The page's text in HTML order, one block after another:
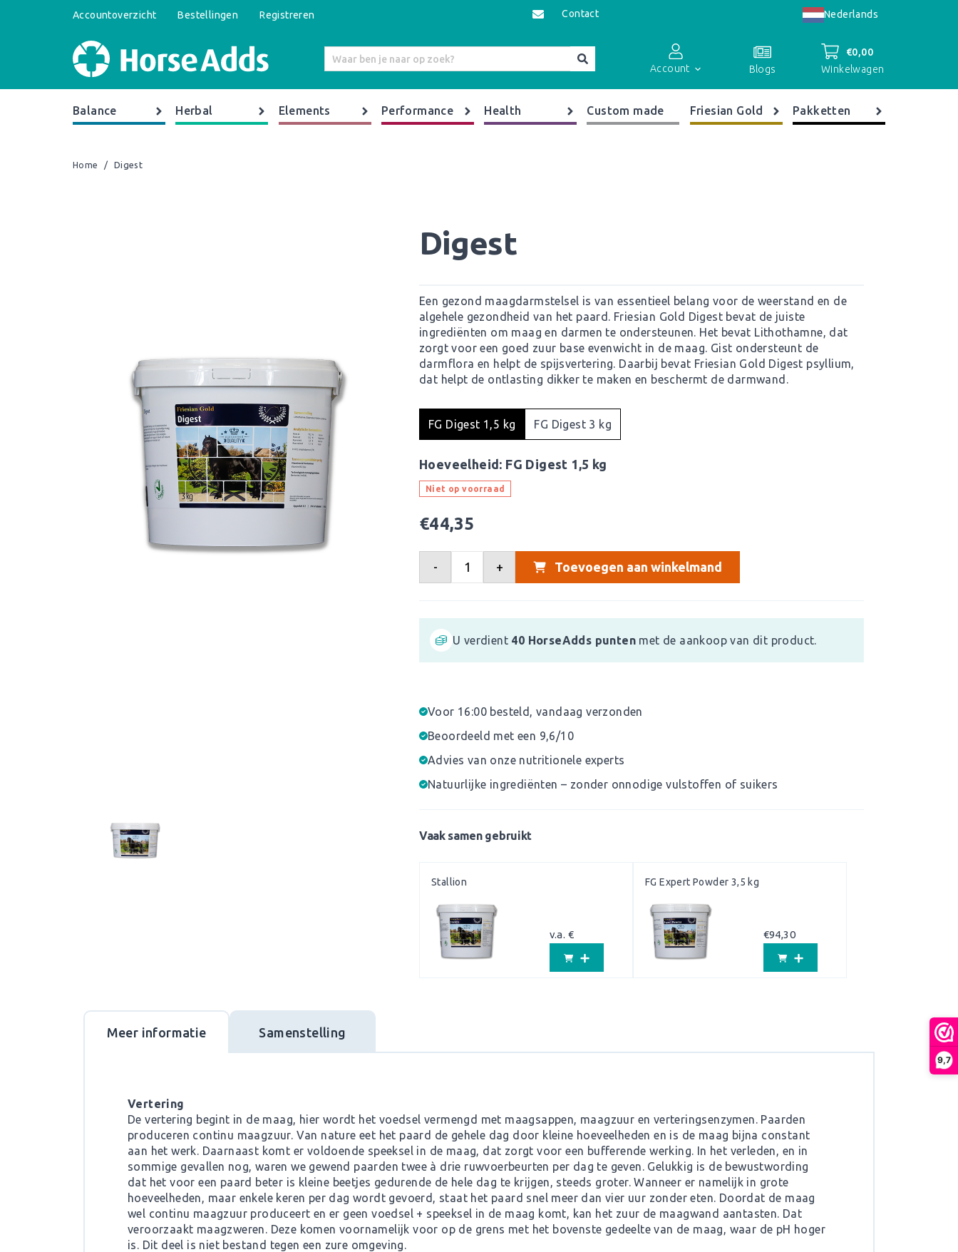
9,7
Accountoverzicht Bestellingen Registreren Contact Nederlands
Account Blogs
€0,00
Winkelwagen
Balance Herbal Elements Performance Health Custom made Friesian Gold Pakketten
Home / Digest
Digest
Een gezond maagdarmstelsel is van essentieel belang voor de weerstand en de
algehele gezondheid van het paard. Friesian Gold Digest bevat de juiste
ingrediënten om maag en darmen te ondersteunen. Het bevat Lithothamne, dat
zorgt voor een goed zuur base evenwicht in de maag. Gist ondersteunt de
darmflora en helpt de spijsvertering. Daarbij bevat Friesian Gold Digest psyllium,
dat helpt de ontlasting dikker te maken en beschermt de darmwand.
FG Digest 1,5 kg FG Digest 3 kg
Hoeveelheid: FG Digest 1,5 kg
Niet op voorraad
€44,35
- + Toevoegen aan winkelmand
U verdient 40 HorseAdds punten met de aankoop van dit product.
Voor 16:00 besteld, vandaag verzonden
Beoordeeld met een 9,6/10
Advies van onze nutritionele experts
Natuurlijke ingrediënten – zonder onnodige vulstoffen of suikers
Vaak samen gebruikt
Stallion
v.a. €
FG Expert Powder 3,5 kg
€94,30
Meer informatie Samenstelling
Vertering
De vertering begint in de maag, hier wordt het voedsel vermengd met maagsappen, maagzuur en verteringsenzymen. Paarden
produceren continu maagzuur. Van nature eet het paard de gehele dag door kleine hoeveelheden en is de maag bijna constant
aan het werk. Daarnaast komt er voldoende speeksel in de maag, dat zorgt voor een bufferende werking. In het verleden, en in
sommige gevallen nog, waren we gewend paarden twee à drie ruwvoerbeurten per dag te geven. Gelukkig is de bewustwording
dat het voor een paard beter is kleine beetjes gedurende de hele dag te krijgen, steeds groter. Wanneer er namelijk in grote
hoeveelheden, maar enkele keren per dag wordt gevoerd, staat het paard snel meer dan vier uur zonder eten. Doordat de maag
wel continu maagzuur produceert en er geen voedsel + speeksel in de maag komt, kan het zuur de maagwand aantasten. Dat
veroorzaakt maagzweren. Deze komen voornamelijk voor op de grens met het bovenste gedeelte van de maag, waar de pH hoger
is. Dit deel is niet bestand tegen een zure omgeving.